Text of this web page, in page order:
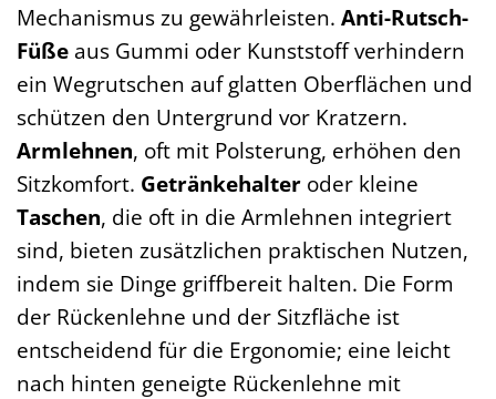
Mechanismus zu gewährleisten. Anti-Rutsch-
Füße aus Gummi oder Kunststoff verhindern
ein Wegrutschen auf glatten Oberflächen und
schützen den Untergrund vor Kratzern.
Armlehnen, oft mit Polsterung, erhöhen den
Sitzkomfort. Getränkehalter oder kleine
Taschen, die oft in die Armlehnen integriert
sind, bieten zusätzlichen praktischen Nutzen,
indem sie Dinge griffbereit halten. Die Form
der Rückenlehne und der Sitzfläche ist
entscheidend für die Ergonomie; eine leicht
nach hinten geneigte Rückenlehne mit